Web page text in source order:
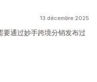
13 décembre 2025
要通过妙手跨境分销发布过